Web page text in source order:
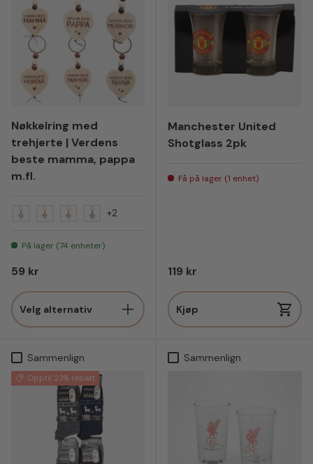
Nøkkelring med
trehjerte | Verdens
beste mamma, pappa
m.fl.
+2
På lager (74 enheter)
Vanlig pris
59 kr
Velg alternativ
Manchester United
Shotglass 2pk
Få på lager (1 enhet)
Vanlig pris
119 kr
Kjøp
Sammenlign
Opptil 23% rabatt
Sammenlign